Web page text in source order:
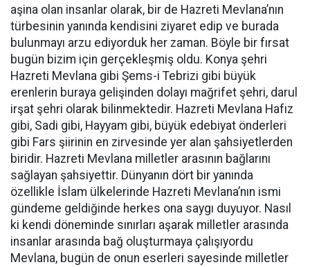
aşina olan insanlar olarak, bir de Hazreti Mevlana’nın
türbesinin yanında kendisini ziyaret edip ve burada
bulunmayı arzu ediyorduk her zaman. Böyle bir fırsat
bugün bizim için gerçekleşmiş oldu. Konya şehri
Hazreti Mevlana gibi Şems-i Tebrizi gibi büyük
erenlerin buraya gelişinden dolayı mağrifet şehri, darul
irşat şehri olarak bilinmektedir. Hazreti Mevlana Hafız
gibi, Sadi gibi, Hayyam gibi, büyük edebiyat önderleri
gibi Fars şiirinin en zirvesinde yer alan şahsiyetlerden
biridir. Hazreti Mevlana milletler arasının bağlarını
sağlayan şahsiyettir. Dünyanın dört bir yanında
özellikle İslam ülkelerinde Hazreti Mevlana’nın ismi
gündeme geldiğinde herkes ona saygı duyuyor. Nasıl
ki kendi döneminde sınırları aşarak milletler arasında
insanlar arasında bağ oluşturmaya çalışıyordu
Mevlana, bugün de onun eserleri sayesinde milletler